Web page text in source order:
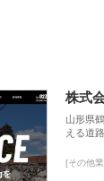
株式
山形県
える道
[その他